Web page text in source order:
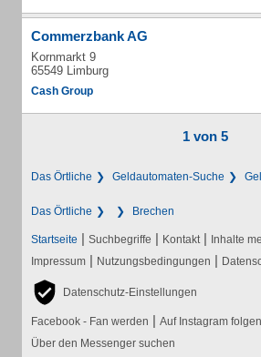
Commerzbank AG
Kornmarkt 9
65549 Limburg
Cash Group
1 von 5
Das Örtliche Geldautomaten-Suche
Das Örtliche Brechen
Startseite | Suchbegriffe | Kontakt | Inhalte
Impressum | Nutzungsbedingungen |
Datenschutz-Einstellungen
Facebook - Fan werden | Auf Instagram folgen
Über den Messenger suchen